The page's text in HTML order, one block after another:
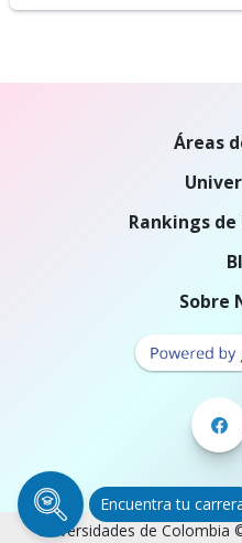
Encuentra tu
Áreas
Rankings
Sobre
Universidades de Colombia